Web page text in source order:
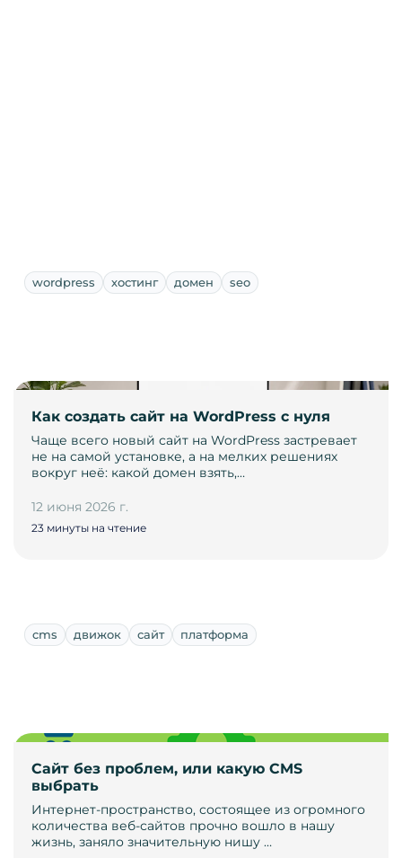
wordpress хостинг домен seo
Как создать сайт на WordPress с нуля
Чаще всего новый сайт на WordPress застревает
не на самой установке, а на мелких решениях
вокруг неё: какой домен взять,…
12 июня 2026 г.
23 минуты на чтение
cms движок сайт платформа
Сайт без проблем, или какую CMS
выбрать
Интернет-пространство, состоящее из огромного
количества веб-сайтов прочно вошло в нашу
жизнь, заняло значительную нишу …